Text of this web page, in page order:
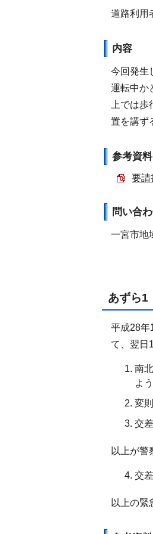
道路利用
内容
今回発生
運転中か
上では
置を講ず
参考資料
要請
問い合
一宮市地
あずら1
平成28年
て、翌日
南
よ
変
交
以上が警
交
以上の緊